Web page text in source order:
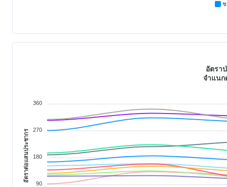
อัตรา
จำแนก
360
270
180
90
อัตราต่อแสนประชากร